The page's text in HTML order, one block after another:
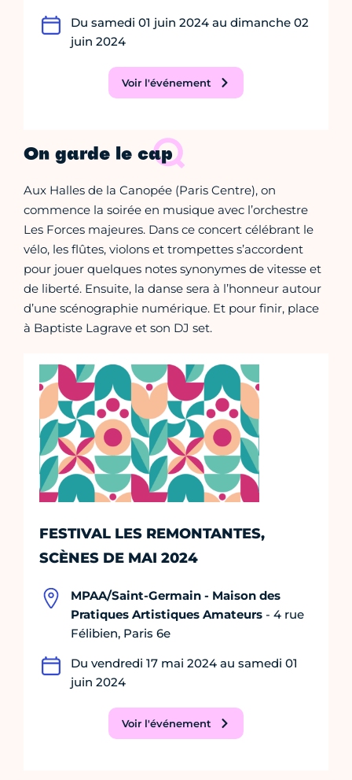
Du samedi 01 juin 2024 au dimanche 02
juin 2024
Voir l'événement
On garde le cap
Aux Halles de la Canopée (Paris Centre), on
commence la soirée en musique avec l’orchestre
Les Forces majeures. Dans ce concert célébrant le
vélo, les flûtes, violons et trompettes s’accordent
pour jouer quelques notes synonymes de vitesse et
de liberté. Ensuite, la danse sera à l’honneur autour
d’une scénographie numérique. Et pour finir, place
à Baptiste Lagrave et son DJ set.
FESTIVAL LES REMONTANTES,
SCÈNES DE MAI 2024
MPAA/Saint-Germain - Maison des
Pratiques Artistiques Amateurs - 4 rue
Félibien, Paris 6e
Du vendredi 17 mai 2024 au samedi 01
juin 2024
Voir l'événement